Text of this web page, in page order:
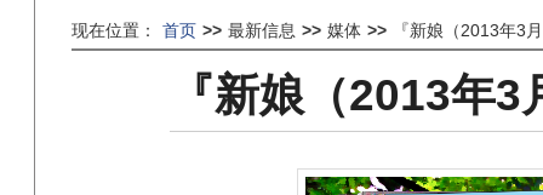
现在位置： 首页 >> 最新信息 >> 媒体 >> 『新娘（2013年3
『新娘（2013年